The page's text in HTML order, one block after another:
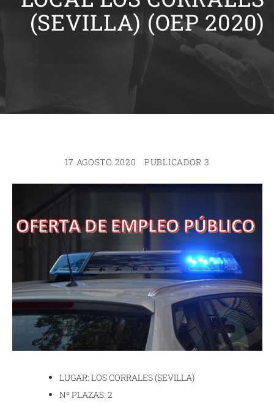
(SEVILLA) (OEP 2020)
17 AGOSTO 2020 PUBLICADOR 3
LUGAR: LOS CORRALES (SEVILLA)
Nº PLAZAS: 2